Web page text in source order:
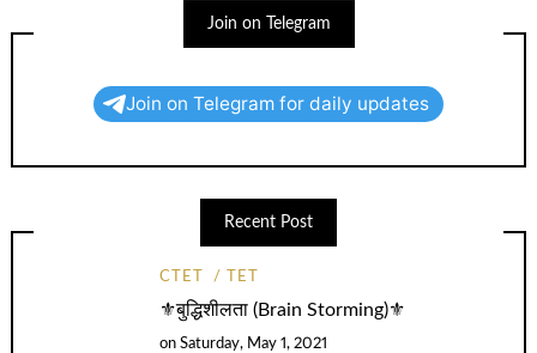
Join on Telegram
Join on Telegram for daily updates
Recent Post
CTET TET
⚜️बुद्धिशीलता (Brain Storming)⚜️
onSaturday, May 1, 2021